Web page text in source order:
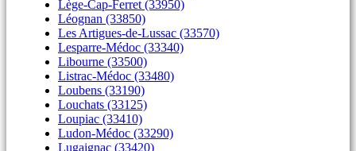
Lège-Cap-Ferret (33950)
Léognan (33850)
Les Artigues-de-Lussac (33570)
Lesparre-Médoc (33340)
Libourne (33500)
Listrac-Médoc (33480)
Loubens (33190)
Louchats (33125)
Loupiac (33410)
Ludon-Médoc (33290)
Lugaignac (33420)